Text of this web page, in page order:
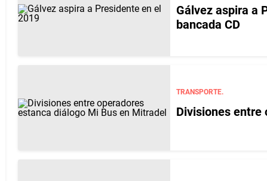
Gálvez aspira a
bancada CD
TRANSPORTE.
Divisiones entre